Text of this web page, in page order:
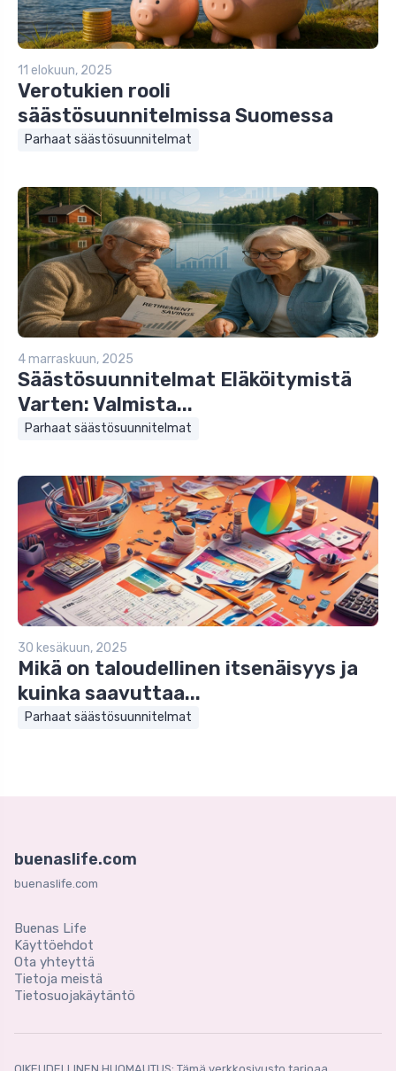
11 elokuun, 2025
Verotukien rooli
säästösuunnitelmissa Suomessa
Parhaat säästösuunnitelmat
4 marraskuun, 2025
Säästösuunnitelmat Eläköitymistä
Varten: Valmista...
Parhaat säästösuunnitelmat
30 kesäkuun, 2025
Mikä on taloudellinen itsenäisyys ja
kuinka saavuttaa...
Parhaat säästösuunnitelmat
buenaslife.com
buenaslife.com
Buenas Life
Käyttöehdot
Ota yhteyttä
Tietoja meistä
Tietosuojakäytäntö